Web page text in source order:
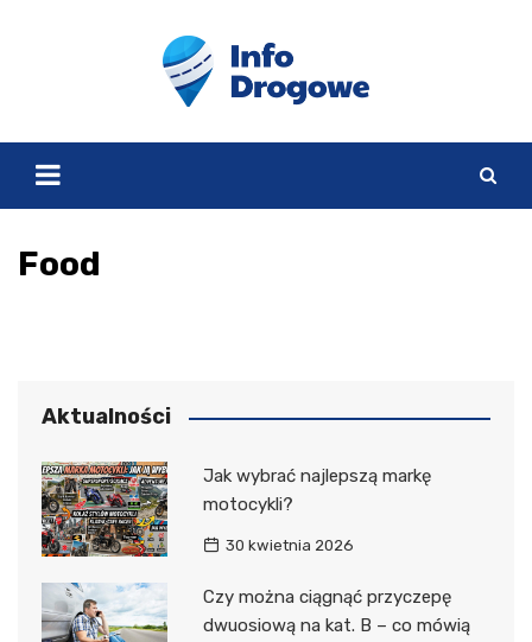
Food
Aktualności
Jak wybrać najlepszą markę
motocykli?
30 kwietnia 2026
Czy można ciągnąć przyczepę
dwuosiową na kat. B – co mówią